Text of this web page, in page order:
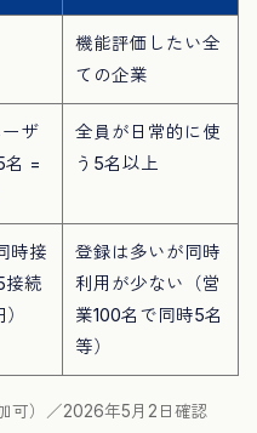
機能評価したい全
ての企業
ーザ
名 =
全員が日常的に使
う5名以上
時接
接続
登録は多いが同時
利用が少ない（営
業100名で同時5名
等）
可）／2026年5月2日確認